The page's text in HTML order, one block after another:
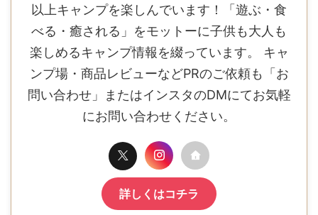
以上キャンプを楽しんでいます！「遊ぶ・食
べる・癒される」をモットーに子供も大人も
楽しめるキャンプ情報を綴っています。 キャ
ンプ場・商品レビューなどPRのご依頼も「お
問い合わせ」またはインスタのDMにてお気軽
にお問い合わせください。
詳しくはコチラ